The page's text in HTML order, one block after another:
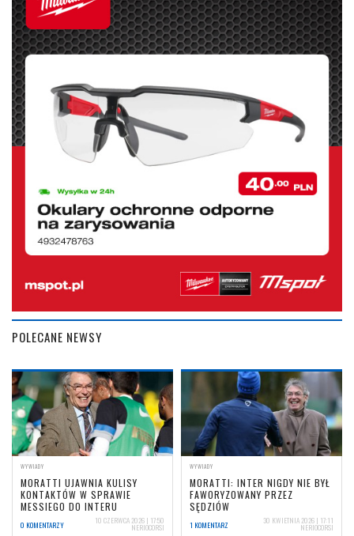
POLECANE NEWSY
WYWIADY
MORATTI UJAWNIA KULISY
KONTAKTÓW W SPRAWIE
MESSIEGO DO INTERU
0 KOMENTARZY 10 CZERWCA 2026 | 17:50
NERIOCORSI
WYWIADY
MORATTI: INTER NIGDY NIE BYŁ
FAWORYZOWANY PRZEZ
SĘDZIÓW
1 KOMENTARZ 30 KWIETNIA 2026 | 17:11
NERIOCORSI